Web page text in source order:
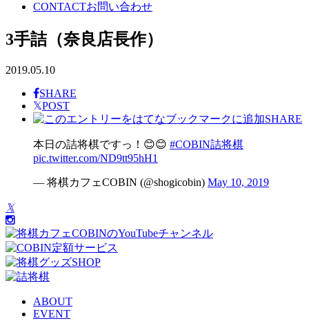
CONTACTお問い合わせ
3手詰（奈良店長作）
2019.05.10
SHARE
𝕏POST
SHARE
本日の詰将棋ですっ！😊😊 #COBIN詰将棋
pic.twitter.com/ND9tt95hH1
— 将棋カフェCOBIN (@shogicobin) May 10, 2019
𝕏
ABOUT
EVENT